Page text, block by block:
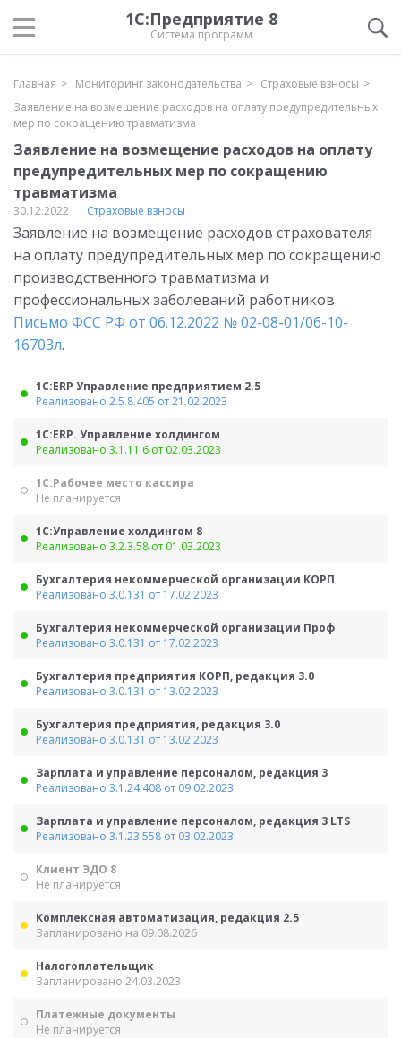
1С:Предприятие 8
Система программ
Главная Мониторинг законодательства
Страховые взносы
Заявление на возмещение расходов на оплату предупредительных
мер по сокращению травматизма
Заявление на возмещение расходов на оплату
предупредительных мер по сокращению
травматизма
30.12.2022 Страховые взносы
Заявление на возмещение расходов страхователя
на оплату предупредительных мер по сокращению
производственного травматизма и
профессиональных заболеваний работников
Письмо ФСС РФ от 06.12.2022 № 02-08-01/06-10-
16703л.
1С:ERP Управление предприятием 2.5
Реализовано 2.5.8.405 от 21.02.2023
1С:ERP. Управление холдингом
Реализовано 3.1.11.6 от 02.03.2023
1С:Рабочее место кассира
Не планируется
1С:Управление холдингом 8
Реализовано 3.2.3.58 от 01.03.2023
Бухгалтерия некоммерческой организации КОРП
Реализовано 3.0.131 от 17.02.2023
Бухгалтерия некоммерческой организации Проф
Реализовано 3.0.131 от 17.02.2023
Бухгалтерия предприятия КОРП, редакция 3.0
Реализовано 3.0.131 от 13.02.2023
Бухгалтерия предприятия, редакция 3.0
Реализовано 3.0.131 от 13.02.2023
Зарплата и управление персоналом, редакция 3
Реализовано 3.1.24.408 от 09.02.2023
Зарплата и управление персоналом, редакция 3 LTS
Реализовано 3.1.23.558 от 03.02.2023
Клиент ЭДО 8
Не планируется
Комплексная автоматизация, редакция 2.5
Запланировано на 09.08.2026
Налогоплательщик
Запланировано 24.03.2023
Платежные документы
Не планируется